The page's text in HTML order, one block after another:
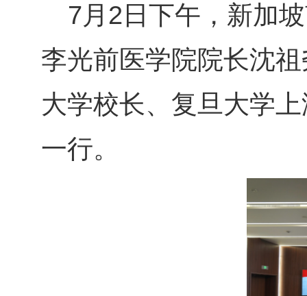
7月2日下午，新加
李光前医学院院长沈
大学校长、复旦大学
一行。